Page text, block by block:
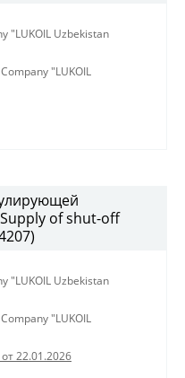
"LUKOIL Uzbekistan
"LUKOIL
of shut-off
"LUKOIL Uzbekistan
"LUKOIL
22.01.2026